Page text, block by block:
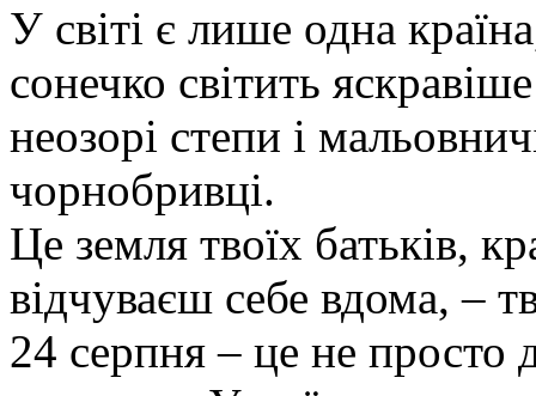
У світі є лише одна
сонечко світить
неозорі степи і
чорнобривці.
Це земля твоїх батьків,
відчуваєш себе вдома, –
24 серпня – це не просто